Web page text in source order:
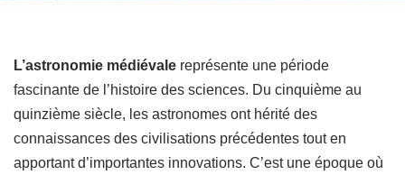
L’astronomie médiévale représente une période
fascinante de l’histoire des sciences. Du cinquième au
quinzième siècle, les astronomes ont hérité des
connaissances des civilisations précédentes tout en
apportant d’importantes innovations. C’est une époque où